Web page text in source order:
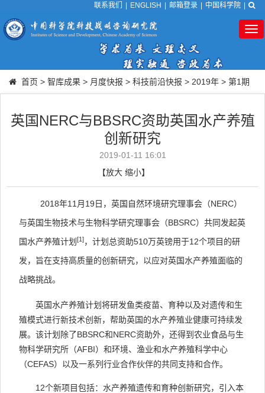
联系我们 ENGLISH 邮箱登录 中国科学院
首页 > 智库成果 > 月度快报 > 科技前沿快报 > 2019年 > 第1期
英国NERC与BBSRC资助英国水产养殖
创新研究
2019-01-11 16:01
【放大 缩小】
2018年11 月 19 日，英国自然环境研究理事会（NERC）
与英国生物技术与生物科学研究理事会（BBSRC）共同发起英
国水产养殖计划[1]，计划总资助510万英镑用于12个项目的研
发，旨在支持高质量的创新研究，以应对英国水产养殖面临的
战略挑战。
英国水产养殖计划将研发鱼类疫苗、育种以及对遗传和生
殖模式进行新技术创新，帮助英国的水产养殖业健康可持续发
展。该计划除了BBSRC和NERC资助外，还得到农业食品与生
物科学研究所（AFBI）和环境、渔业和水产养殖科学中心
（CEFAS）以及一系列行业合作伙伴的共同支持和合作。
12个新项目包括：水产养殖遗传和育种创新研究，引入本